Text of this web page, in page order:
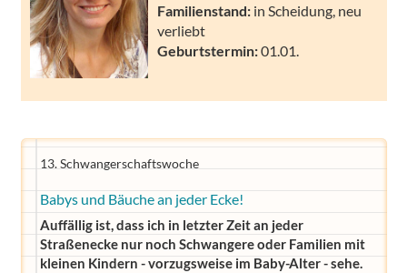
Familienstand: in Scheidung, neu
verliebt
Geburtstermin:01.01.
13. Schwangerschaftswoche
Babys und Bäuche an jeder Ecke!
Auffällig ist, dass ich in letzter Zeit an jeder
Straßenecke nur noch Schwangere oder Familien mit
kleinen Kindern - vorzugsweise im Baby-Alter - sehe.